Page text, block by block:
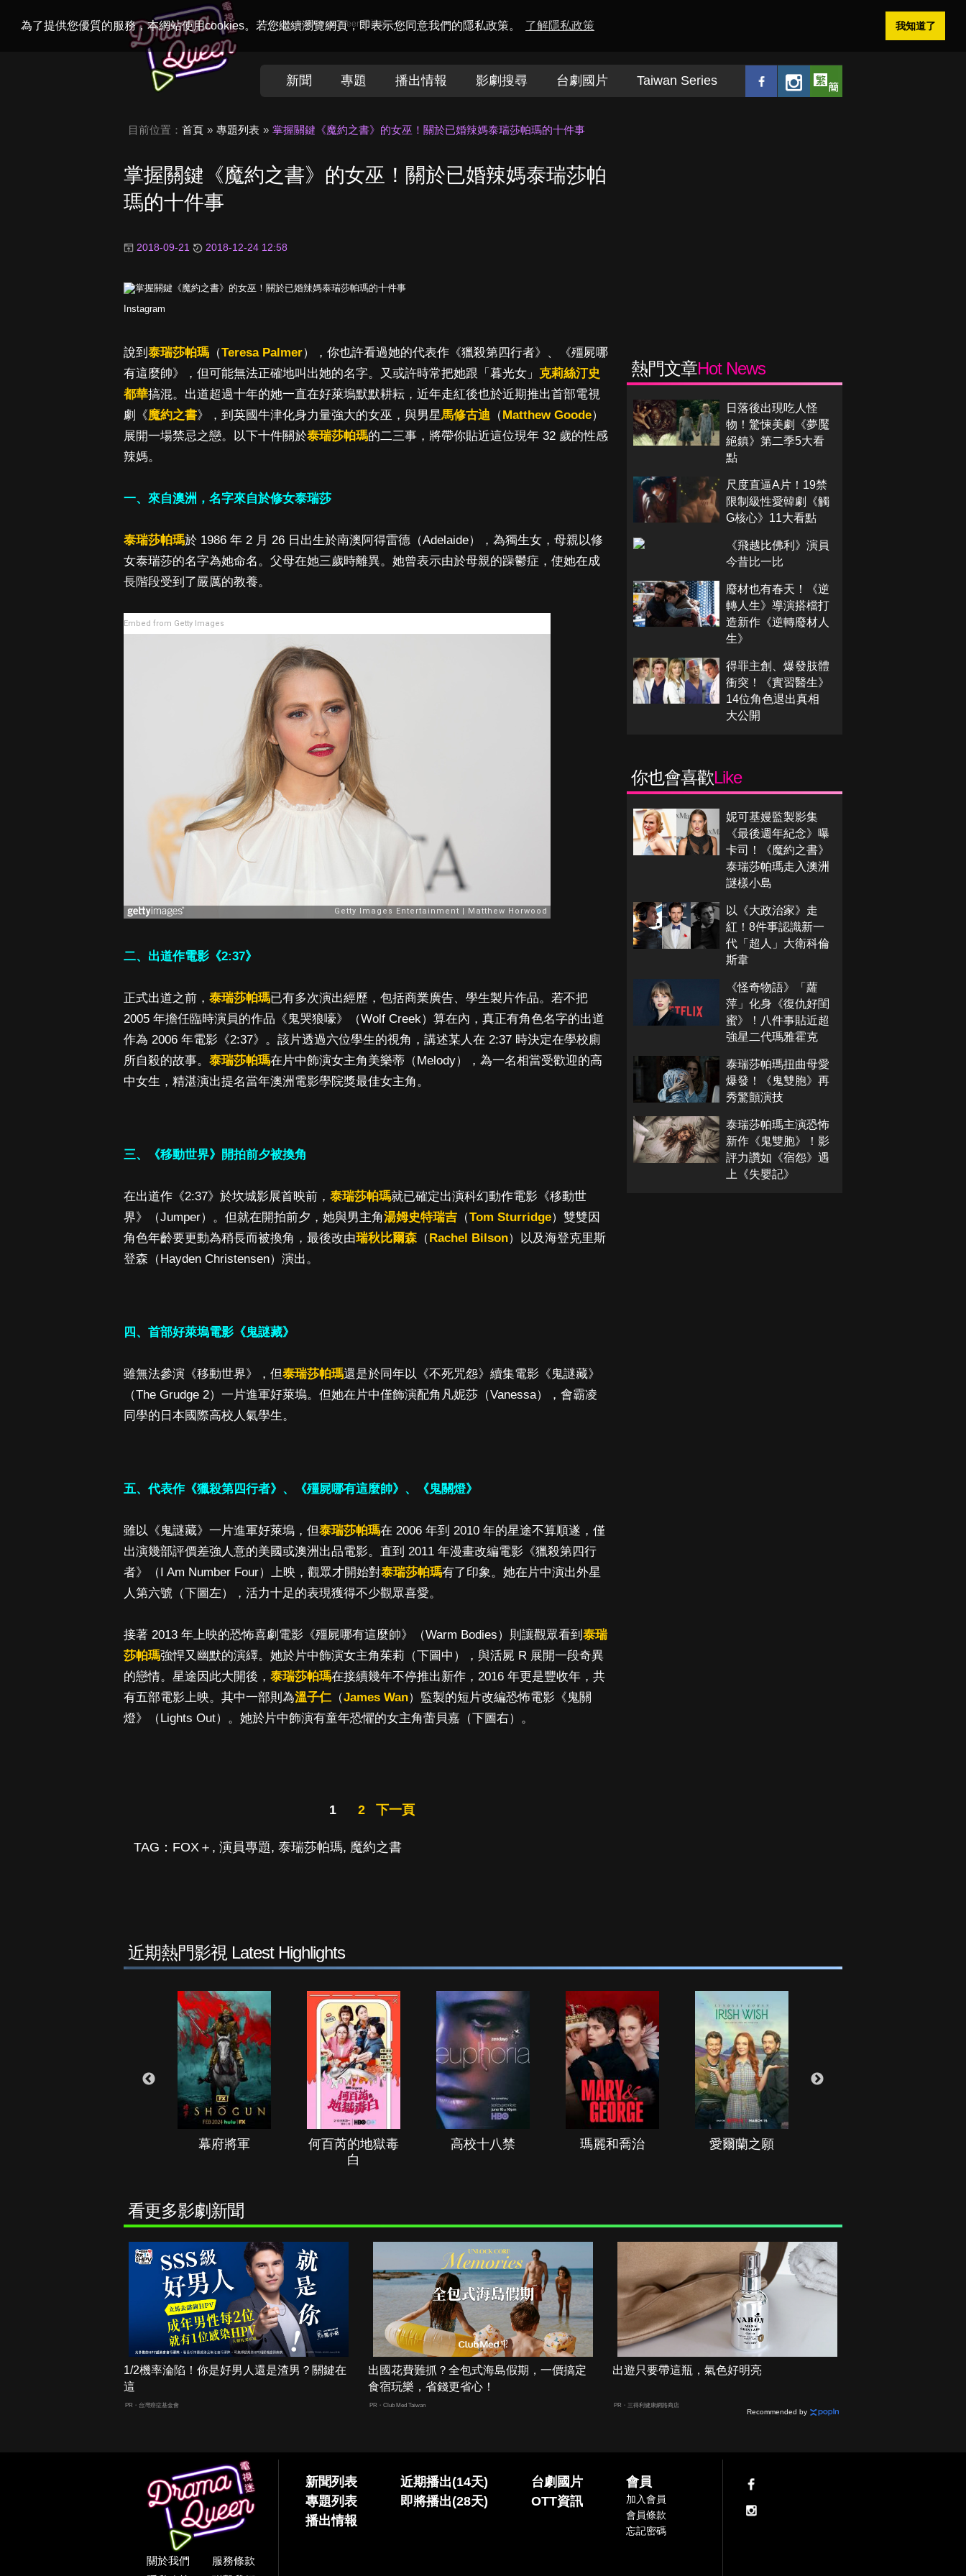
為了提供您優質的服務，本網站使用cookies。若您繼續瀏覽網頁，即表示您同意我們的隱私政策。 了解隱私政策 我知道了
Welcome toDramaQueen電視迷
新聞 專題 播出情報 影劇搜尋 台劇國片 Taiwan Series
目前位置： 首頁 專題列表 掌握關鍵《魔約之書》的女巫！關於已婚辣媽泰瑞莎帕瑪的十件事
掌握關鍵《魔約之書》的女巫！關於已婚辣媽泰瑞莎帕
瑪的十件事
2018-09-21 2018-12-24 12:58
Instagram
說到 泰瑞莎帕瑪 （Teresa Palmer），你也許看過她的代表作《獵殺第四行者》、《殭屍哪
有這麼帥》，但可能無法正確地叫出她的名字。又或許時常把她跟「暮光女」 克莉絲汀史
都華搞混。出道超過十年的她一直在好萊塢默默耕耘，近年走紅後也於近期推出首部電視
劇《魔約之書》，到英國牛津化身力量強大的女巫，與男星馬修古迪 （Matthew Goode）
展開一場禁忌之戀。以下十件關於泰瑞莎帕瑪的二三事，將帶你貼近這位現年 32 歲的性感
辣媽。
一、來自澳洲，名字來自於修女泰瑞莎
泰瑞莎帕瑪於 1986 年 2 月 26 日出生於南澳阿得雷德（Adelaide），為獨生女，母親以修
女泰瑞莎的名字為她命名。父母在她三歲時離異。她曾表示由於母親的躁鬱症，使她在成
長階段受到了嚴厲的教養。
Embed from Getty Images
二、出道作電影《2:37》
正式出道之前， 泰瑞莎帕瑪已有多次演出經歷，包括商業廣告、學生製片作品。若不把
2005 年擔任臨時演員的作品《鬼哭狼嚎》（Wolf Creek）算在內，真正有角色名字的出道
作為 2006 年電影《2:37》。該片透過六位學生的視角，講述某人在 2:37 時決定在學校廁
所自殺的故事。 泰瑞莎帕瑪在片中飾演女主角美樂蒂（Melody），為一名相當受歡迎的高
中女生，精湛演出提名當年澳洲電影學院獎最佳女主角。
三、《移動世界》開拍前夕被換角
在出道作《2:37》於坎城影展首映前， 泰瑞莎帕瑪就已確定出演科幻動作電影《移動世
界》（Jumper）。但就在開拍前夕，她與男主角湯姆史特瑞吉 （Tom Sturridge）雙雙因
角色年齡要更動為稍長而被換角，最後改由瑞秋比爾森 （Rachel Bilson）以及海登克里斯
登森（Hayden Christensen）演出。
四、首部好萊塢電影《鬼謎藏》
雖無法參演《移動世界》，但泰瑞莎帕瑪還是於同年以《不死咒怨》續集電影《鬼謎藏》
（The Grudge 2）一片進軍好萊塢。但她在片中僅飾演配角凡妮莎（Vanessa），會霸凌
同學的日本國際高校人氣學生。
五、代表作《獵殺第四行者》、《殭屍哪有這麼帥》、《鬼關燈》
雖以《鬼謎藏》一片進軍好萊塢，但泰瑞莎帕瑪在 2006 年到 2010 年的星途不算順遂，僅
出演幾部評價差強人意的美國或澳洲出品電影。直到 2011 年漫畫改編電影《獵殺第四行
者》（I Am Number Four）上映，觀眾才開始對泰瑞莎帕瑪有了印象。她在片中演出外星
人第六號（下圖左），活力十足的表現獲得不少觀眾喜愛。
接著 2013 年上映的恐怖喜劇電影《殭屍哪有這麼帥》（Warm Bodies）則讓觀眾看到 泰瑞
莎帕瑪強悍又幽默的演繹。她於片中飾演女主角茱莉（下圖中），與活屍 R 展開一段奇異
的戀情。星途因此大開後， 泰瑞莎帕瑪在接續幾年不停推出新作，2016 年更是豐收年，共
有五部電影上映。其中一部則為溫子仁（James Wan）監製的短片改編恐怖電影《鬼關
燈》（Lights Out）。她於片中飾演有童年恐懼的女主角蕾貝嘉（下圖右）。
1 2 下一頁
TAG： FOX＋ , 演員專題, 泰瑞莎帕瑪, 魔約之書
熱門文章Hot News
日落後出現吃人怪
物！驚悚美劇《夢魘
絕鎮》第二季5大看
點
尺度直逼A片！19禁
限制級性愛韓劇《觸
G核心》11大看點
《飛越比佛利》演員
今昔比一比
廢材也有春天！《逆
轉人生》導演搭檔打
造新作《逆轉廢材人
生》
得罪主創、爆發肢體
衝突！《實習醫生》
14位角色退出真相
大公開
你也會喜歡Like
妮可基嫚監製影集
《最後週年紀念》曝
卡司！《魔約之書》
泰瑞莎帕瑪走入澳洲
謎樣小島
以《大政治家》走
紅！8件事認識新一
代「超人」大衛科倫
斯韋
《怪奇物語》「蘿
萍」化身《復仇好閨
蜜》！八件事貼近超
強星二代瑪雅霍克
泰瑞莎帕瑪扭曲母愛
爆發！《鬼雙胞》再
秀驚顫演技
泰瑞莎帕瑪主演恐怖
新作《鬼雙胞》！影
評力讚如《宿怨》遇
上《失嬰記》
近期熱門影視 Latest Highlights
幕府將軍
何百芮的地獄毒
白
高校十八禁 瑪麗和喬治 愛爾蘭之願
看更多影劇新聞
1/2機率淪陷！你是好男人還是渣男？關鍵在
這
PR・台灣癌症基金會
出國花費難抓？全包式海島假期，一價搞定
食宿玩樂，省錢更省心！
PR・Club Med Taiwan
出遊只要帶這瓶，氣色好明亮
PR・三得利健康網路商店
Recommended by
關於我們
服務條款
新聞列表
專題列表
播出情報
近期播出(14天)
即將播出(28天)
台劇國片
OTT資訊
會員
加入會員
會員條款
忘記密碼